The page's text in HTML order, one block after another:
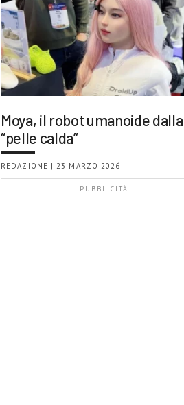
Moya, il robot umanoide dalla
“pelle calda”
REDAZIONE | 23 MARZO 2026